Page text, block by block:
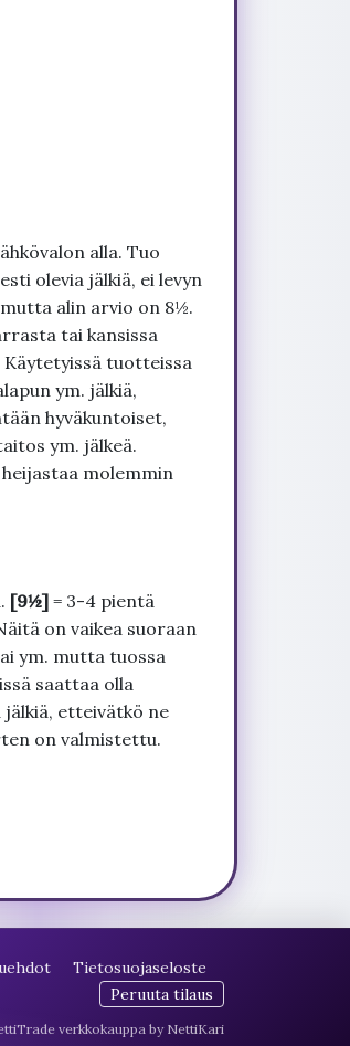
alla. Tuo
olevia jälkiä, ei levyn
alin arvio on 8½.
tai kansissa
tuotteissa
ym. jälkiä,
hyväkuntoiset,
ym. jälkeä.
molemmin
[9½]= 3-4 pientä
on vaikea suoraan
ym. mutta tuossa
saattaa olla
jälkiä, etteivätkö ne
on valmistettu.
Tietosuojaseloste
Peruuta tilaus
verkkokauppa by NettiKari